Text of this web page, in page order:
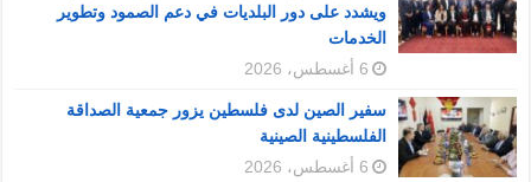
ويشدد على دور البلديات في دعم الصمود وتطوير
الخدمات
6 أغسطس، 2026
سفير الصين لدى فلسطين يزور جمعية الصداقة
الفلسطينية الصينية
6 أغسطس، 2026